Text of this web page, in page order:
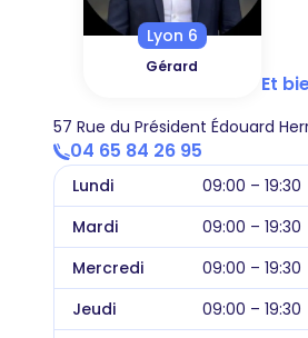
Lyon 6
Gérard
Et
57 Rue du Président Édouard
04 65 84 26 95
Lundi
09:00 – 19:30
Mardi
09:00 – 19:30
Mercredi
09:00 – 19:30
Jeudi
09:00 – 19:30